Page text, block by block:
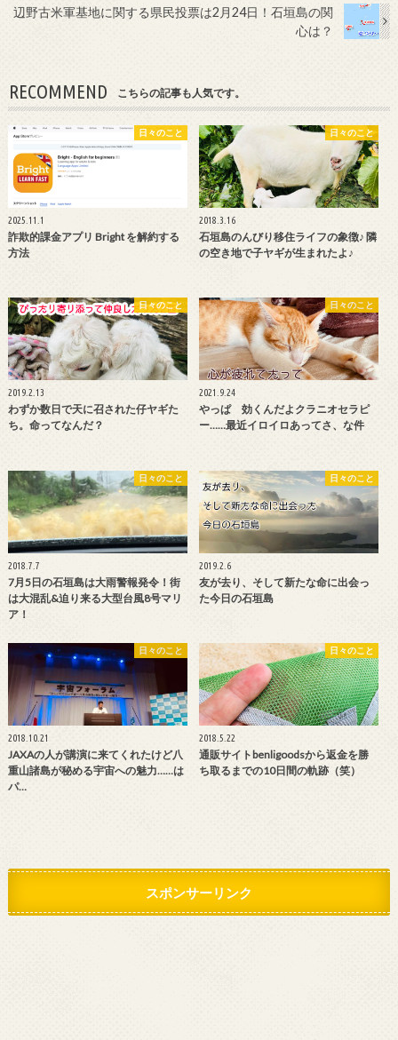
辺野古米軍基地に関する県民投票は2月24日！石垣島の関
心は？
RECOMMEND こちらの記事も人気です。
日々のこと
2025.11.1
詐欺的課金アプリ Bright を解約する
方法
日々のこと
2018.3.16
石垣島のんびり移住ライフの象徴♪ 隣
の空き地で子ヤギが生まれたよ♪
日々のこと
2019.2.13
わずか数日で天に召された仔ヤギた
ち。命ってなんだ？
日々のこと
2021.9.24
やっぱ 効くんだよクラニオセラピ
ー……最近イロイロあってさ、な件
日々のこと
2018.7.7
7月5日の石垣島は大雨警報発令！街
は大混乱&迫り来る大型台風8号マリ
ア！
日々のこと
2019.2.6
友が去り、そして新たな命に出会っ
た今日の石垣島
日々のこと
2018.10.21
JAXAの人が講演に来てくれたけど八
重山諸島が秘める宇宙への魅力……は
パ…
日々のこと
2018.5.22
通販サイトbenligoodsから返金を勝
ち取るまでの10日間の軌跡（笑）
スポンサーリンク